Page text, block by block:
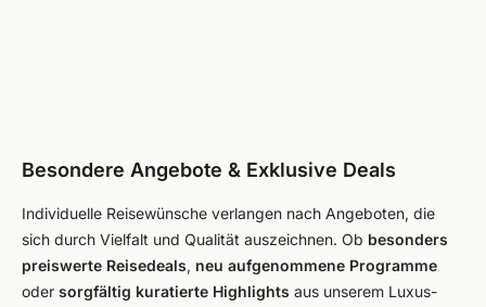
Besondere Angebote & Exklusive Deals
Individuelle Reisewünsche verlangen nach Angeboten, die
sich durch Vielfalt und Qualität auszeichnen. Ob besonders
preiswerte Reisedeals, neu aufgenommene Programme
oder sorgfältig kuratierte Highlights aus unserem Luxus-